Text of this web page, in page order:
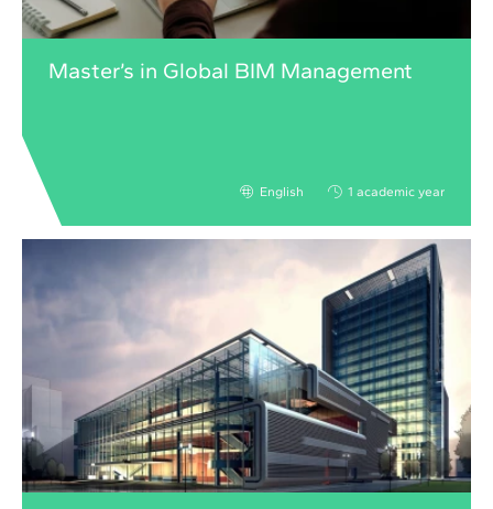
Master’s in Global BIM Management
English 1 academic year